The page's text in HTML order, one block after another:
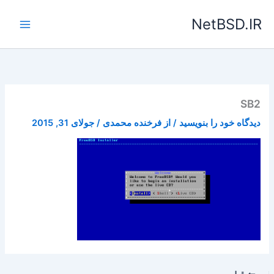
NetBSD.IR
SB2
دیدگاه‌ خود را بنویسید / از فرخنده محمدی/جولای 31, 2015